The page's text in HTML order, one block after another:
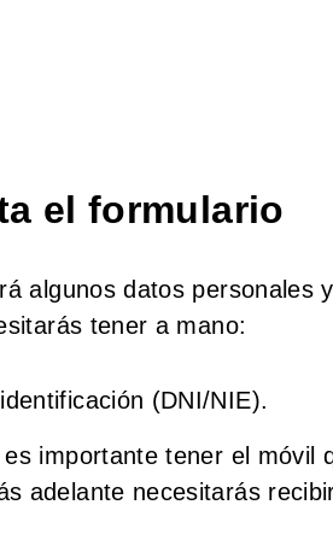
el formulario
algunos datos
tener a mano:
(DNI/NIE).
importante tener el móvil
adelante necesitarás